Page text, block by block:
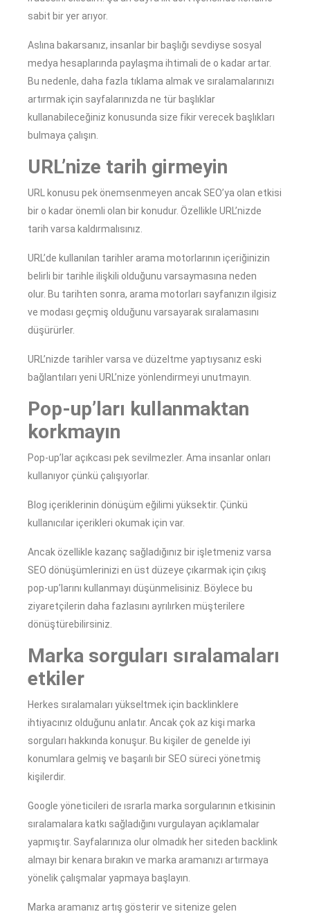
sabit bir yer arıyor.
Aslına bakarsanız, insanlar bir başlığı sevdiyse sosyal
medya hesaplarında paylaşma ihtimali de o kadar artar.
Bu nedenle, daha fazla tıklama almak ve sıralamalarınızı
artırmak için sayfalarınızda ne tür başlıklar
kullanabileceğiniz konusunda size fikir verecek başlıkları
bulmaya çalışın.
URL’nize tarih girmeyin
URL konusu pek önemsenmeyen ancak SEO’ya olan etkisi
bir o kadar önemli olan bir konudur. Özellikle URL’nizde
tarih varsa kaldırmalısınız.
URL’de kullanılan tarihler arama motorlarının içeriğinizin
belirli bir tarihle ilişkili olduğunu varsaymasına neden
olur. Bu tarihten sonra, arama motorları sayfanızın ilgisiz
ve modası geçmiş olduğunu varsayarak sıralamasını
düşürürler.
URL’nizde tarihler varsa ve düzeltme yaptıysanız eski
bağlantıları yeni URL’nize yönlendirmeyi unutmayın.
Pop-up’ları kullanmaktan
korkmayın
Pop-up’lar açıkcası pek sevilmezler. Ama insanlar onları
kullanıyor çünkü çalışıyorlar.
Blog içeriklerinin dönüşüm eğilimi yüksektir. Çünkü
kullanıcılar içerikleri okumak için var.
Ancak özellikle kazanç sağladığınız bir işletmeniz varsa
SEO dönüşümlerinizi en üst düzeye çıkarmak için çıkış
pop-up’larını kullanmayı düşünmelisiniz. Böylece bu
ziyaretçilerin daha fazlasını ayrılırken müşterilere
dönüştürebilirsiniz.
Marka sorguları sıralamaları
etkiler
Herkes sıralamaları yükseltmek için backlinklere
ihtiyacınız olduğunu anlatır. Ancak çok az kişi marka
sorguları hakkında konuşur. Bu kişiler de genelde iyi
konumlara gelmiş ve başarılı bir SEO süreci yönetmiş
kişilerdir.
Google yöneticileri de ısrarla marka sorgularının etkisinin
sıralamalara katkı sağladığını vurgulayan açıklamalar
yapmıştır. Sayfalarınıza olur olmadık her siteden backlink
almayı bir kenara bırakın ve marka aramanızı artırmaya
yönelik çalışmalar yapmaya başlayın.
Marka aramanız artış gösterir ve sitenize gelen